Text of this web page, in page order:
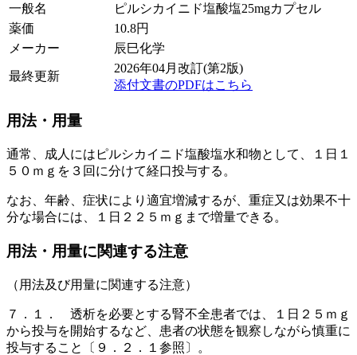
一般名
ピルシカイニド塩酸塩25mgカプセル
薬価
10.8円
メーカー
辰巳化学
最終更新
2026年04月改訂(第2版)
添付文書のPDFはこちら
用法・用量
通常、成人にはピルシカイニド塩酸塩水和物として、１日１
５０ｍｇを３回に分けて経口投与する。
なお、年齢、症状により適宜増減するが、重症又は効果不十
分な場合には、１日２２５ｍｇまで増量できる。
用法・用量に関連する注意
（用法及び用量に関連する注意）
７．１． 透析を必要とする腎不全患者では、１日２５ｍｇ
から投与を開始するなど、患者の状態を観察しながら慎重に
投与すること〔９．２．１参照〕。